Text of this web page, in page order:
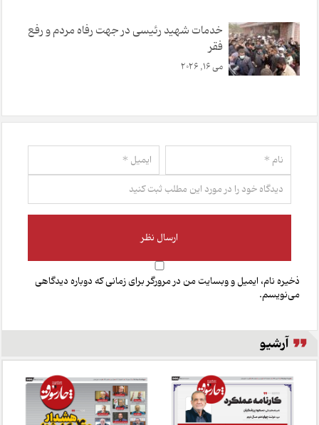
خدمات شهید رئیسی در جهت رفاه مردم و رفع
فقر
می 16, 2026
ذخیره نام، ایمیل و وبسایت من در مرورگر برای زمانی که دوباره دیدگاهی
می‌نویسم.
آرشیو